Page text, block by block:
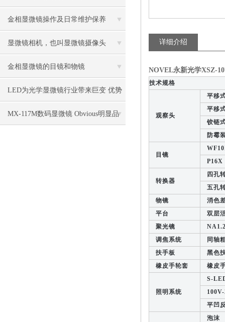
金相显微镜操作及日常维护保养
显微镜相机，也叫显微镜摄像头
金相显微镜的目镜和物镜
LED为光学显微镜行业带来巨变 优势
比传统卤素更明显
MX-117M数码显微镜 Obvious明显品
详细介绍
NOVEL永新光学XSZ-
技术规格
观察头
平移
平移
铰链
防霉
目镜
P16X
转换器
四孔
五孔
物镜
消色
平台
双层
聚光镜
调焦系统
同轴
扶手板
黑色
橡皮手轮套
橡皮
照明系统
S-
100V-
平凹
泡沫